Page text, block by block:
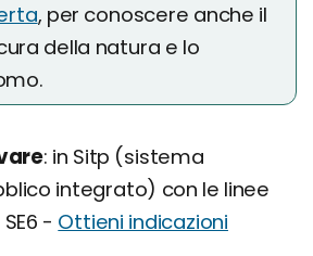
, per conoscere anche il
della natura e lo
in Sitp (sistema
integrato) con le linee
- Ottieni indicazioni